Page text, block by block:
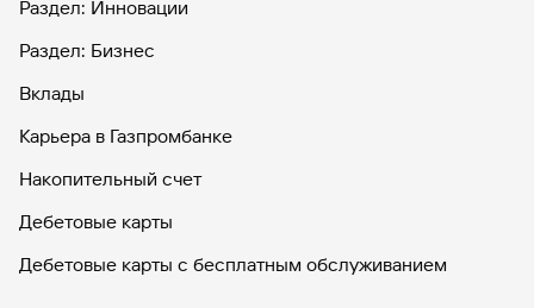
Раздел: Инновации
Раздел: Бизнес
Вклады
Карьера в Газпромбанке
Накопительный счет
Дебетовые карты
Дебетовые карты с бесплатным обслуживанием